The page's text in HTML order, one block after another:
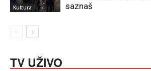
Kultura
saznaš
TV UŽIVO